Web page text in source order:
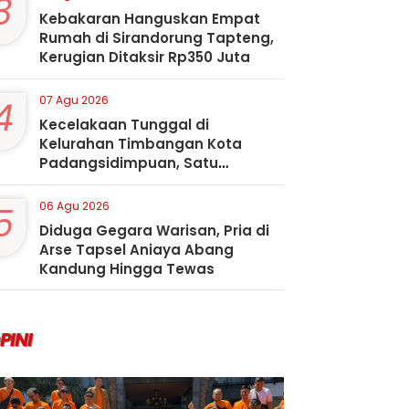
Kebakaran Hanguskan Empat
Rumah di Sirandorung Tapteng,
Kerugian Ditaksir Rp350 Juta
07 Agu 2026
Kecelakaan Tunggal di
Kelurahan Timbangan Kota
Padangsidimpuan, Satu
Penumpang Tewas
06 Agu 2026
Diduga Gegara Warisan, Pria di
Arse Tapsel Aniaya Abang
Kandung Hingga Tewas